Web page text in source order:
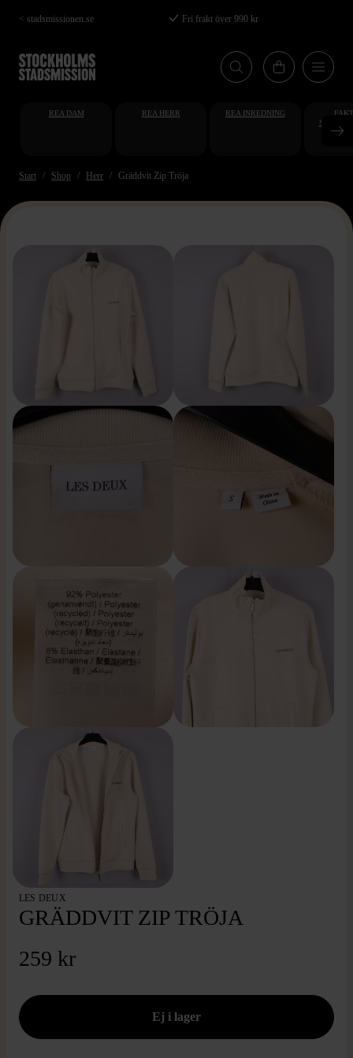
Hoppa
till
huvudinnehåll
< stadsmissionen.se Fri frakt över 990 kr
REA DAM REA HERR REA INREDNING
Start Shop Herr Gräddvit Zip Tröja
LES DEUX
GRÄDDVIT ZIP TRÖJA
259 kr